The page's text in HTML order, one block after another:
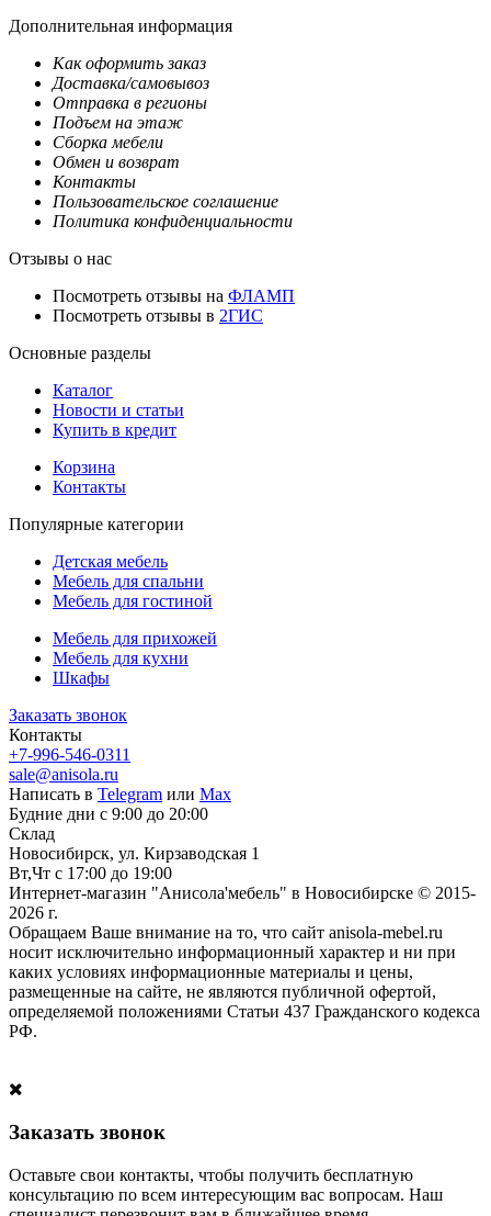
Дополнительная информация
Как оформить заказ
Доставка/самовывоз
Отправка в регионы
Подъем на этаж
Сборка мебели
Обмен и возврат
Контакты
Пользовательское соглашение
Политика конфиденциальности
Отзывы о нас
Посмотреть отзывы на ФЛАМП
Посмотреть отзывы в 2ГИС
Основные разделы
Каталог
Новости и статьи
Купить в кредит
Корзина
Контакты
Популярные категории
Детская мебель
Мебель для спальни
Мебель для гостиной
Мебель для прихожей
Мебель для кухни
Шкафы
Заказать звонок
Контакты
+7-996-546-0311
sale@anisola.ru
Написать в Telegram или Max
Будние дни с 9:00 до 20:00
Склад
Новосибирск, ул. Кирзаводская 1
Вт,Чт с 17:00 до 19:00
Интернет-магазин "Анисола'мебель" в Новосибирске © 2015-
2026 г.
Обращаем Ваше внимание на то, что сайт anisola-mebel.ru
носит исключительно информационный характер и ни при
каких условиях информационные материалы и цены,
размещенные на сайте, не являются публичной офертой,
определяемой положениями Статьи 437 Гражданского кодекса
РФ.
Заказать звонок
Оставьте свои контакты, чтобы получить бесплатную
консультацию по всем интересующим вас вопросам. Наш